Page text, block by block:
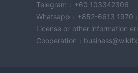
Telegram：+60 103342306
Whatsapp：+852-6613 1970；
License or other information
Cooperation：